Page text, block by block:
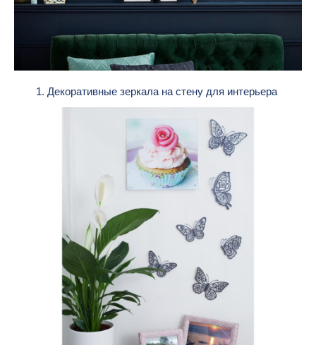
1. Декоративные зеркала на стену для интерьера